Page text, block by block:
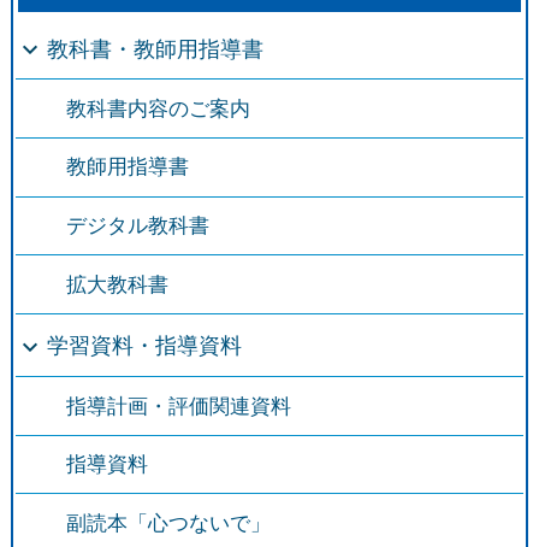
教科書・教師用指導書
教科書内容のご案内
教師用指導書
デジタル教科書
拡大教科書
学習資料・指導資料
指導計画・評価関連資料
指導資料
副読本「心つないで」